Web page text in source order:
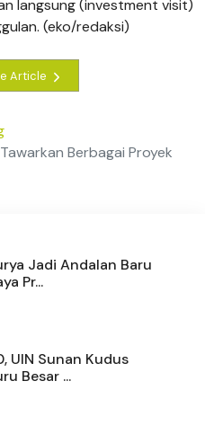
langsung (investment visit)
(eko/redaksi)
Article
Berbagai Proyek
Jadi Andalan Baru
Pr...
UIN Sunan Kudus
Besar ...